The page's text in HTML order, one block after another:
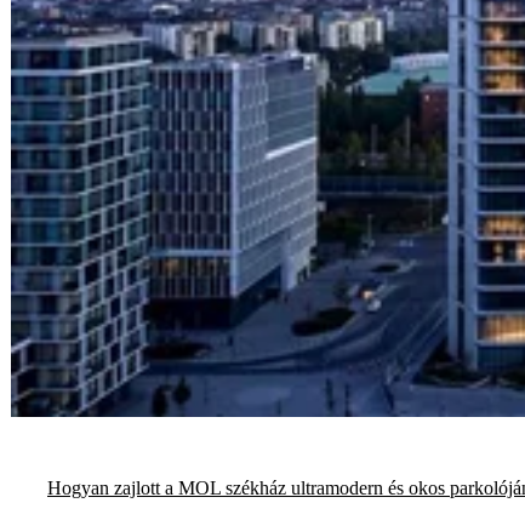
Hogyan zajlott a MOL székház ultramodern és okos